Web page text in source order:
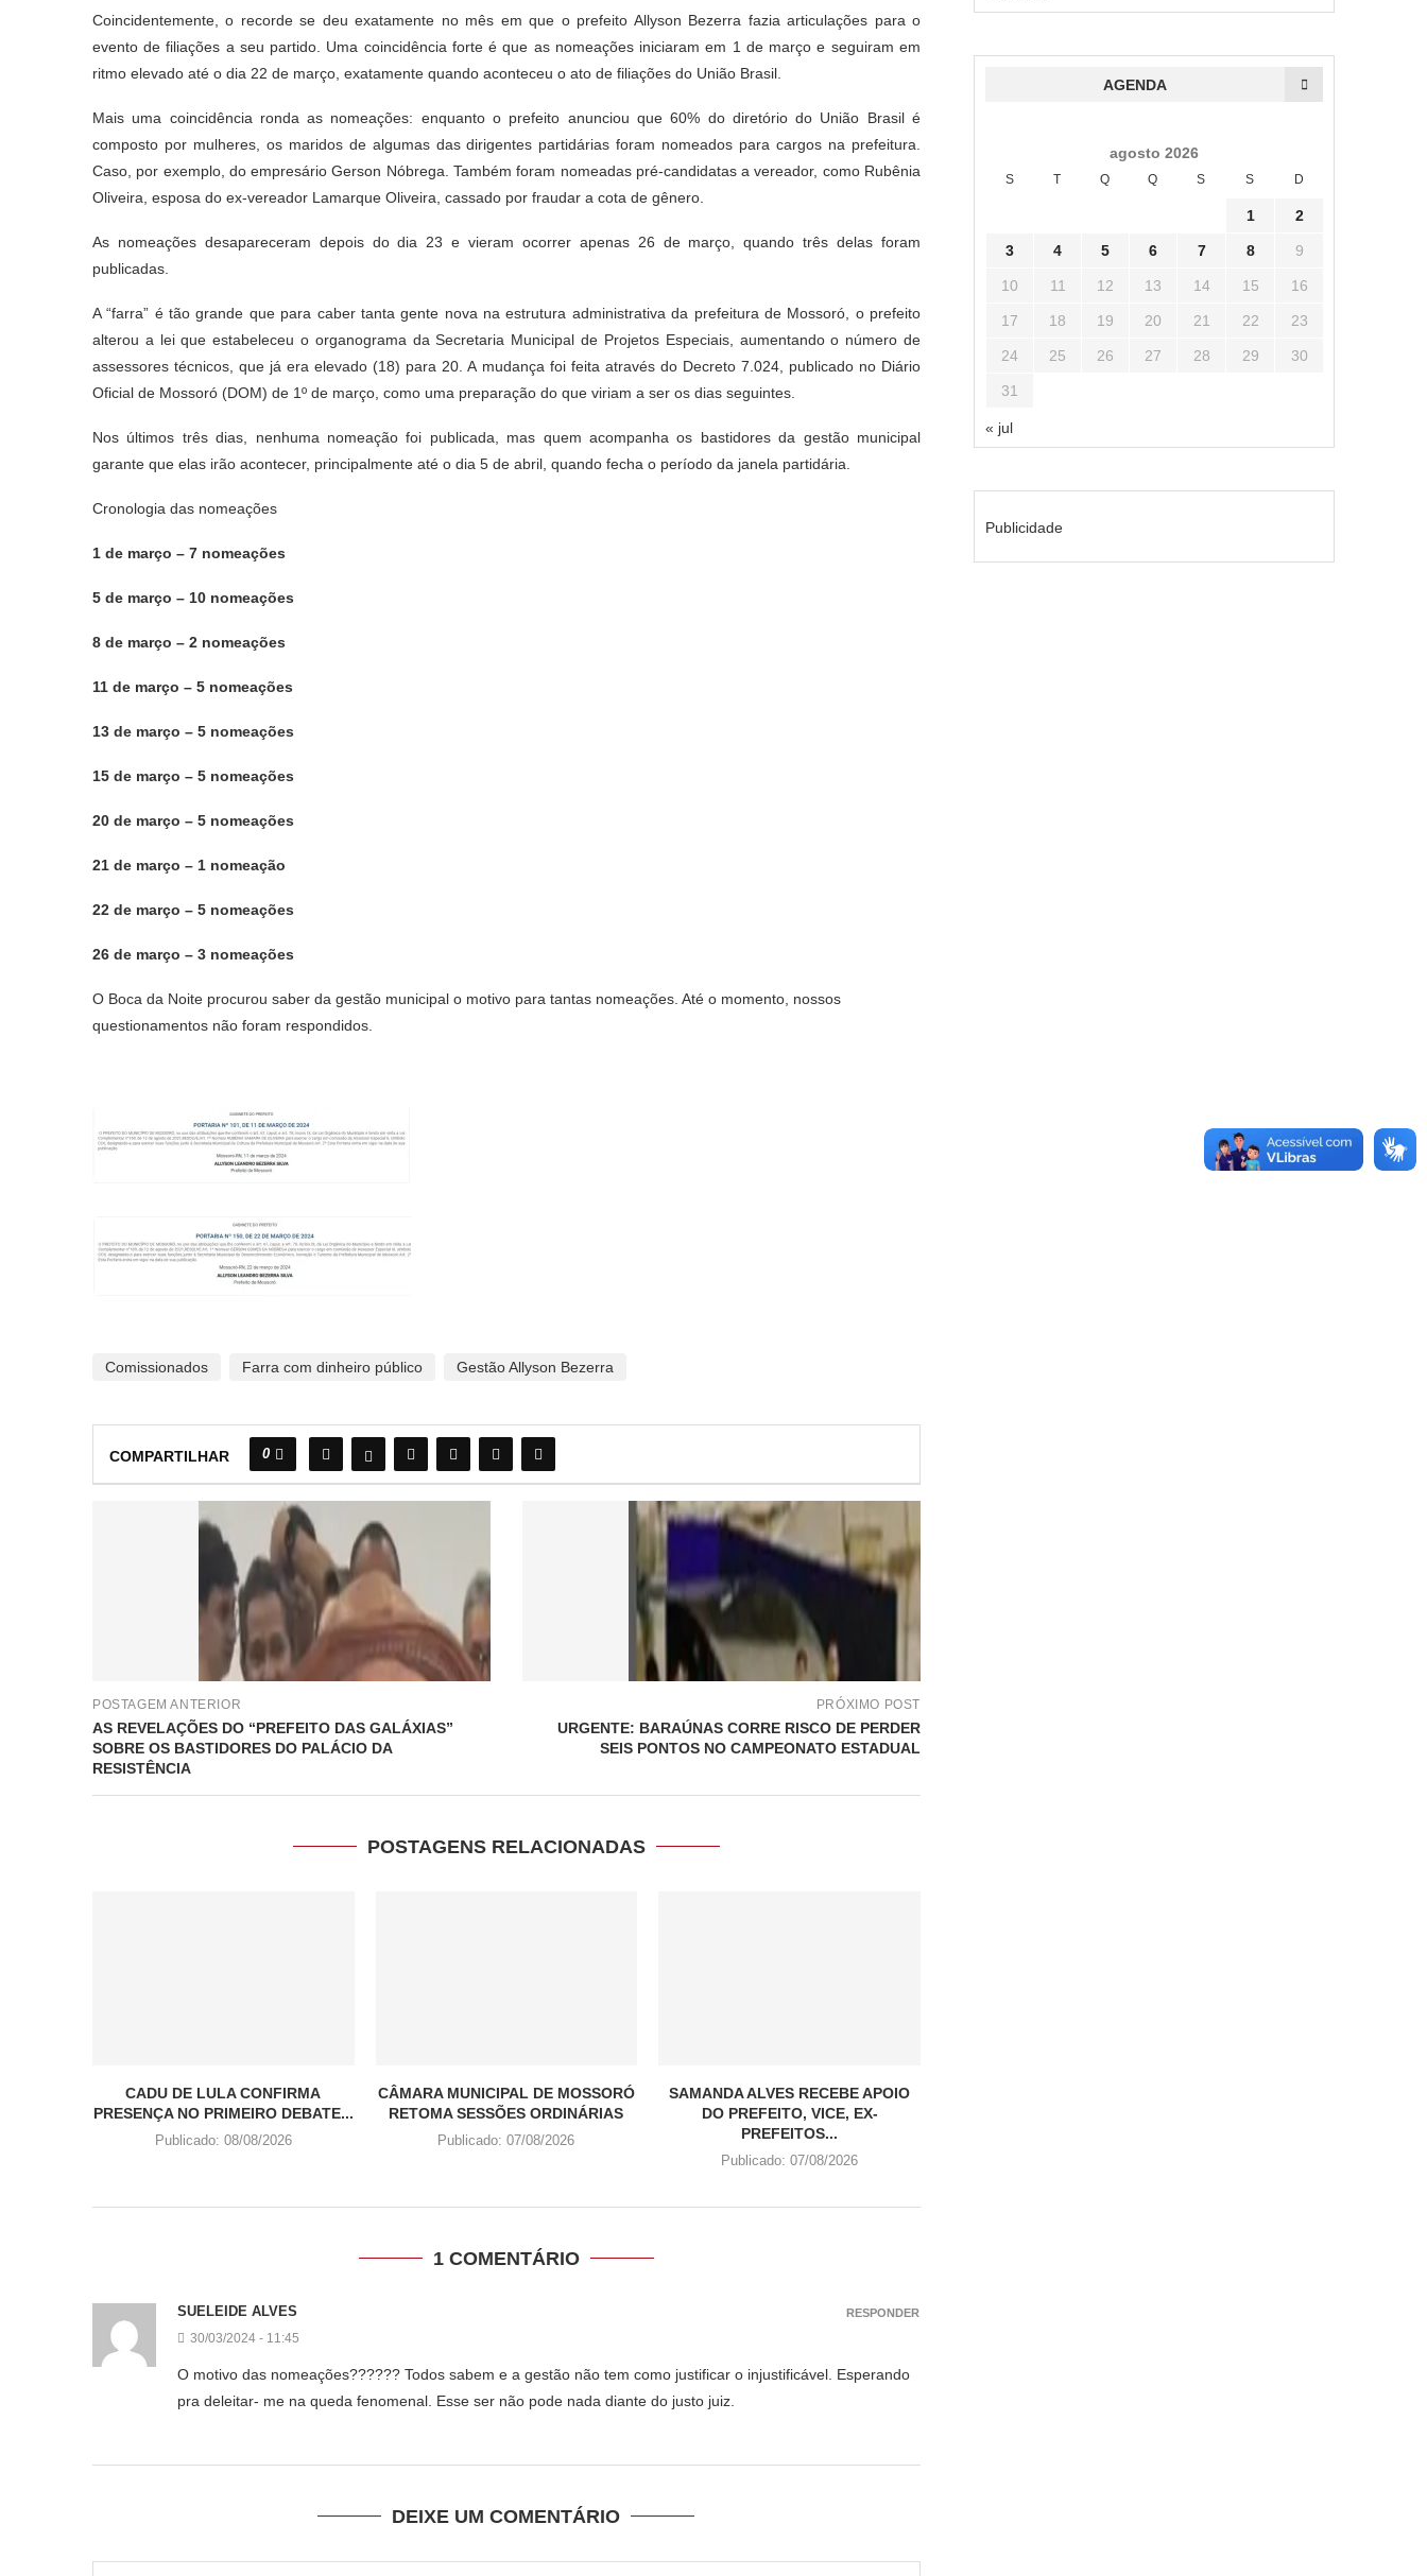
Coincidentemente, o recorde se deu exatamente no mês em que o prefeito Allyson Bezerra fazia articulações para o
evento de filiações a seu partido. Uma coincidência forte é que as nomeações iniciaram em 1 de março e seguiram em
ritmo elevado até o dia 22 de março, exatamente quando aconteceu o ato de filiações do União Brasil.
Mais uma coincidência ronda as nomeações: enquanto o prefeito anunciou que 60% do diretório do União Brasil é
composto por mulheres, os maridos de algumas das dirigentes partidárias foram nomeados para cargos na prefeitura.
Caso, por exemplo, do empresário Gerson Nóbrega. Também foram nomeadas pré-candidatas a vereador, como Rubênia
Oliveira, esposa do ex-vereador Lamarque Oliveira, cassado por fraudar a cota de gênero.
As nomeações desapareceram depois do dia 23 e vieram ocorrer apenas 26 de março, quando três delas foram
publicadas.
A “farra” é tão grande que para caber tanta gente nova na estrutura administrativa da prefeitura de Mossoró, o prefeito
alterou a lei que estabeleceu o organograma da Secretaria Municipal de Projetos Especiais, aumentando o número de
assessores técnicos, que já era elevado (18) para 20. A mudança foi feita através do Decreto 7.024, publicado no Diário
Oficial de Mossoró (DOM) de 1º de março, como uma preparação do que viriam a ser os dias seguintes.
Nos últimos três dias, nenhuma nomeação foi publicada, mas quem acompanha os bastidores da gestão municipal
garante que elas irão acontecer, principalmente até o dia 5 de abril, quando fecha o período da janela partidária.
Cronologia das nomeações
1 de março – 7 nomeações
5 de março – 10 nomeações
8 de março – 2 nomeações
11 de março – 5 nomeações
13 de março – 5 nomeações
15 de março – 5 nomeações
20 de março – 5 nomeações
21 de março – 1 nomeação
22 de março – 5 nomeações
26 de março – 3 nomeações
O Boca da Noite procurou saber da gestão municipal o motivo para tantas nomeações. Até o momento, nossos
questionamentos não foram respondidos.
Comissionados Farra com dinheiro público Gestão Allyson Bezerra
COMPARTILHAR 0
POSTAGEM ANTERIOR
AS REVELAÇÕES DO “PREFEITO DAS GALÁXIAS”
SOBRE OS BASTIDORES DO PALÁCIO DA
RESISTÊNCIA
PRÓXIMO POST
URGENTE: BARAÚNAS CORRE RISCO DE PERDER
SEIS PONTOS NO CAMPEONATO ESTADUAL
POSTAGENS RELACIONADAS
CADU DE LULA CONFIRMA
PRESENÇA NO PRIMEIRO DEBATE...
Publicado: 08/08/2026
CÂMARA MUNICIPAL DE MOSSORÓ
RETOMA SESSÕES ORDINÁRIAS
Publicado: 07/08/2026
SAMANDA ALVES RECEBE APOIO
DO PREFEITO, VICE, EX-
PREFEITOS...
Publicado: 07/08/2026
1 COMENTÁRIO
SUELEIDE ALVES
30/03/2024 - 11:45
O motivo das nomeações?????? Todos sabem e a gestão não tem como justificar o injustificável. Esperando
pra deleitar- me na queda fenomenal. Esse ser não pode nada diante do justo juiz.
RESPONDER
DEIXE UM COMENTÁRIO
AGENDA
agosto 2026
S T Q Q S S D
1 2
3 4 5 6 7 8 9
10 11 12 13 14 15 16
17 18 19 20 21 22 23
24 25 26 27 28 29 30
31
« jul
Publicidade